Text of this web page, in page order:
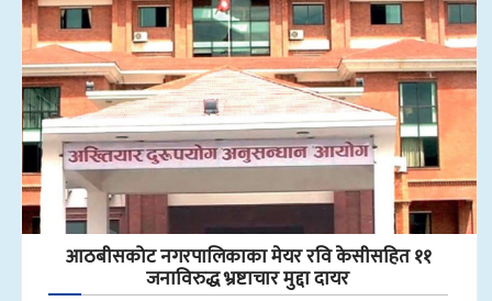
आठबीसकोट नगरपालिकाका मेयर रवि केसीसहित ११
जनाविरुद्ध भ्रष्टाचार मुद्दा दायर